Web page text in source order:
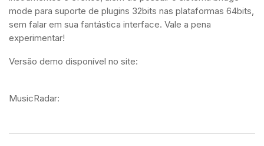
mode para suporte de plugins 32bits nas plataformas 64bits,
sem falar em sua fantástica interface. Vale a pena
experimentar!
Versão demo disponível no site:
MusicRadar: